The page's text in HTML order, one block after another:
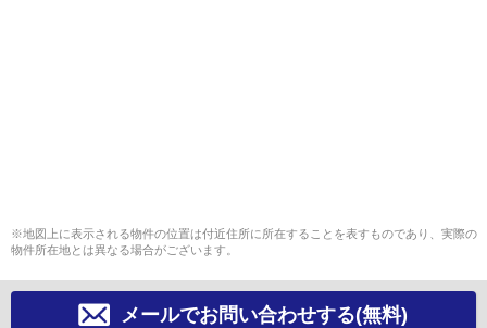
※地図上に表示される物件の位置は付近住所に所在することを表すものであり、実際の
物件所在地とは異なる場合がございます。
メールでお問い合わせする(無料)